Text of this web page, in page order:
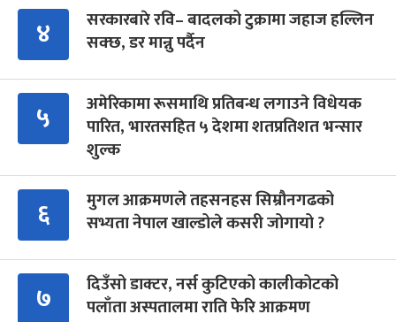
४
सरकारबारे रवि– बादलको टुक्रामा जहाज हल्लिन
सक्छ, डर मान्नु पर्दैन
५
अमेरिकामा रूसमाथि प्रतिबन्ध लगाउने विधेयक
पारित, भारतसहित ५ देशमा शतप्रतिशत भन्सार
शुल्क
६
मुगल आक्रमणले तहसनहस सिम्रौनगढको
सभ्यता नेपाल खाल्डोले कसरी जोगायो ?
७
दिउँसो डाक्टर, नर्स कुटिएको कालीकोटको
पलाँता अस्पतालमा राति फेरि आक्रमण